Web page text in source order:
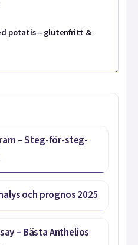
potatis – glutenfritt &
– Steg-för-steg-
och prognos 2025
– Bästa Anthelios